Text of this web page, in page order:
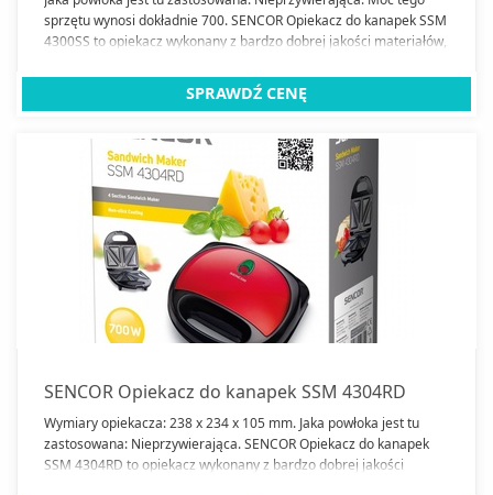
sprzętu wynosi dokładnie 700. SENCOR Opiekacz do kanapek SSM
4300SS to opiekacz wykonany z bardzo dobrej jakości materiałów,
105 mm.
SPRAWDŹ CENĘ
SENCOR Opiekacz do kanapek SSM 4304RD
Wymiary opiekacza: 238 x 234 x 105 mm. Jaka powłoka jest tu
zastosowana: Nieprzywierająca. SENCOR Opiekacz do kanapek
SSM 4304RD to opiekacz wykonany z bardzo dobrej jakości